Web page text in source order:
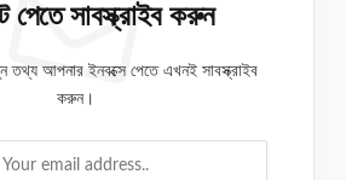
সাবস্ক্রাইব করুন
তথ্য আপনার ইনবক্সে পেতে এখনই সাবস্ক্রাইব
করুন।